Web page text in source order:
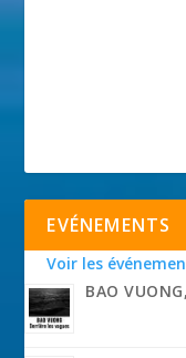
EVÉNEMENTS
Voir les
BAO